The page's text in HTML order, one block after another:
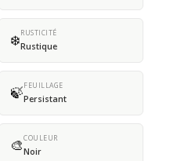
❄️RUSTICITÉ
Rustique
🍃FEUILLAGE
Persistant
🎨COULEUR
Noir